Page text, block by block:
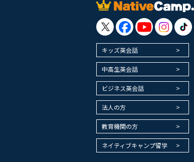
キッズ英会話
中高生英会話
ビジネス英会話
法人の方
教育機関の方
ネイティブキャンプ留学